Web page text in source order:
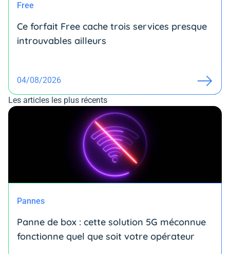
Free
Ce forfait Free cache trois services presque
introuvables ailleurs
04/08/2026
Les articles les plus récents
Pannes
Panne de box : cette solution 5G méconnue
fonctionne quel que soit votre opérateur